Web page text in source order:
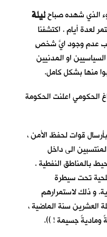
الذي شهده صباحليلة
لعدة أيام . اكتشفنا
عدم وجود ايَّ شخصٍ
او المدنيين
منها بشكل كامل.
الحكومي اعلنت الحكومة
قوات لحفظ الأمن ،
الى داخل
بالمناطق النفطية .
تحت سيطرة
و ذلك لاستمرارهم
العشرين سنة الماضية ،
وماديةً جسيمة ! )).